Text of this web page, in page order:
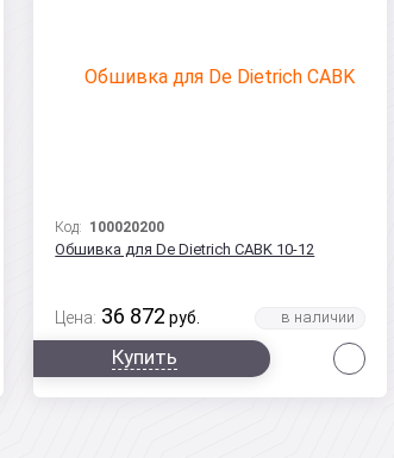
Код: 100020200
Обшивка для De Dietrich CABK 10-12
Цена: 36 872 руб.
Купить